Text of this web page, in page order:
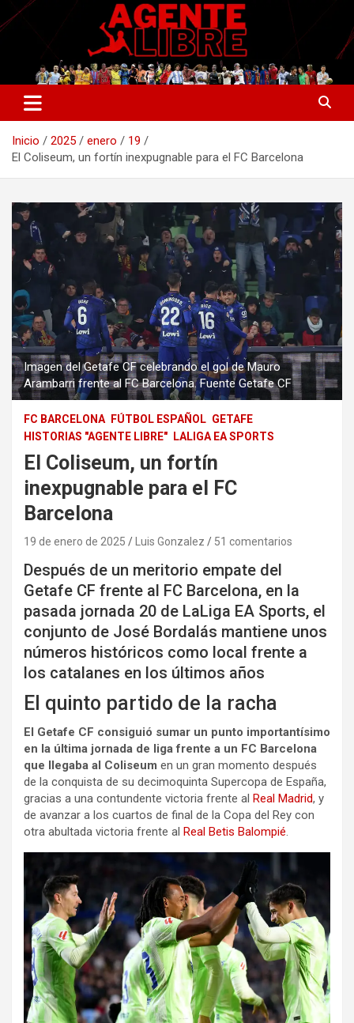
Saltar
al
Agente Libre Digital
La nueva generación del periodismo deportivo.
Inicio 2025 enero
19
El Coliseum, un fortín inexpugnable para el FC Barcelona
Imagen del Getafe CF celebrando el gol de Mauro
Arambarri frente al FC Barcelona. Fuente Getafe CF
FC BARCELONA FÚTBOL ESPAÑOL GETAFE
HISTORIAS "AGENTE LIBRE"
LALIGA EA SPORTS
El Coliseum, un fortín
inexpugnable para el FC
Barcelona
19 de enero de 2025 Luis Gonzalez 51 comentarios
Después de un meritorio empate del
Getafe CF frente al FC Barcelona, en la
pasada jornada 20 de LaLiga EA Sports, el
conjunto de José Bordalás mantiene unos
números históricos como local frente a
los catalanes en los últimos años
El quinto partido de la racha
El Getafe CF consiguió sumar un punto importantísimo
en la última jornada de liga frente a un FC Barcelona
que llegaba al Coliseum en un gran momento después
de la conquista de su decimoquinta Supercopa de España,
gracias a una contundente victoria frente al Real Madrid, y
de avanzar a los cuartos de final de la Copa del Rey con
otra abultada victoria frente al Real Betis Balompié.